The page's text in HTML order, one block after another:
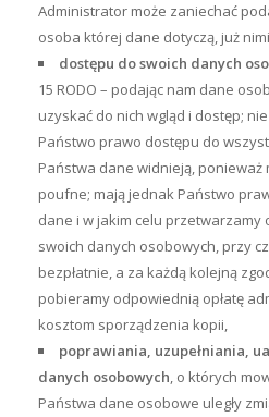
Administrator może zaniechać
osoba której dane dotyczą, już
dostępu do swoich danych
15 RODO – podając nam dane
uzyskać do nich wgląd i dostęp;
Państwo prawo dostępu do
Państwa dane widnieją,
poufne; mają jednak Państwo
dane i w jakim celu
swoich danych osobowych, przy
bezpłatnie, a za każdą kolejną
pobieramy odpowiednią opłatę
kosztom sporządzenia kopii,
poprawiania, uzupełniania,
danych osobowych, o których
Państwa dane osobowe uległy